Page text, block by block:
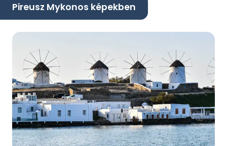
Pireusz Mykonos képekben